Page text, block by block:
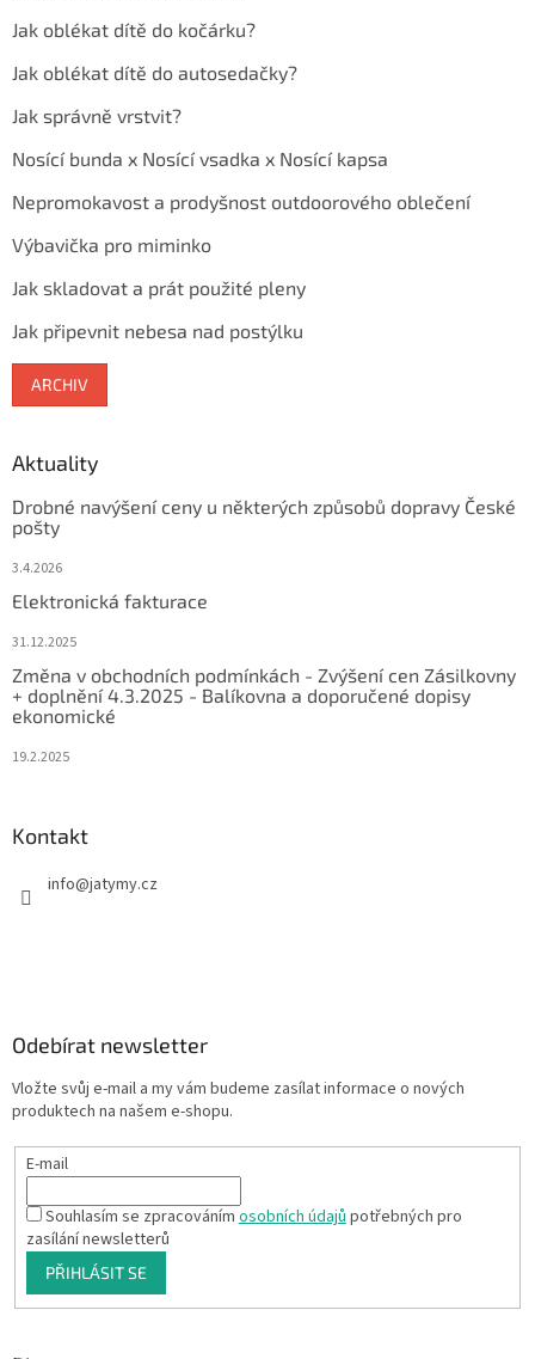
Jak oblékat dítě do kočárku?
Jak oblékat dítě do autosedačky?
Jak správně vrstvit?
Nosící bunda x Nosící vsadka x Nosící kapsa
Nepromokavost a prodyšnost outdoorového oblečení
Výbavička pro miminko
Jak skladovat a prát použité pleny
Jak připevnit nebesa nad postýlku
ARCHIV
Aktuality
Drobné navýšení ceny u některých způsobů dopravy České
pošty
3.4.2026
Elektronická fakturace
31.12.2025
Změna v obchodních podmínkách - Zvýšení cen Zásilkovny
+ doplnění 4.3.2025 - Balíkovna a doporučené dopisy
ekonomické
19.2.2025
Kontakt
info@jatymy.cz
Odebírat newsletter
Vložte svůj e-mail a my vám budeme zasílat informace o nových
produktech na našem e-shopu.
E-mail
Souhlasím se zpracovánímosobních údajůpotřebných pro
zasílání newsletterů
PŘIHLÁSIT SE